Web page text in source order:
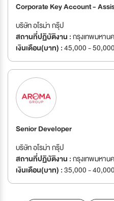
Corporate Key Account -
บริษัท อโรม่า กรุ๊ป
สถานที่ปฏิบัติงาน :กรุงเทพมหาน
เงินเดือน(บาท) :45,000 - 50,000
Senior Developer
บริษัท อโรม่า กรุ๊ป
สถานที่ปฏิบัติงาน :กรุงเทพมหาน
เงินเดือน(บาท) :35,000 - 40,000